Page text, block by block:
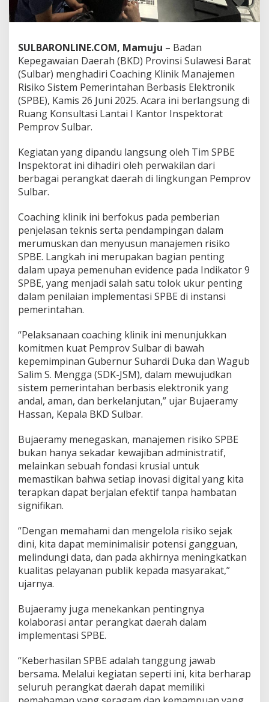
l
,
B
K
D
S
u
a
r
P
e
u
a
t
M
a
n
a
j
e
n
i
s
i
k
o
S
P
E
SULBARONLINE.COM, Mamuju – Badan
Kepegawaian Daerah (BKD) Provinsi Sulawesi Barat
(Sulbar) menghadiri Coaching Klinik Manajemen
Risiko Sistem Pemerintahan Berbasis Elektronik
(SPBE), Kamis 26 Juni 2025. Acara ini berlangsung di
Ruang Konsultasi Lantai I Kantor Inspektorat
Pemprov Sulbar.
Kegiatan yang dipandu langsung oleh Tim SPBE
Inspektorat ini dihadiri oleh perwakilan dari
berbagai perangkat daerah di lingkungan Pemprov
Sulbar.
Coaching klinik ini berfokus pada pemberian
penjelasan teknis serta pendampingan dalam
merumuskan dan menyusun manajemen risiko
SPBE. Langkah ini merupakan bagian penting
dalam upaya pemenuhan evidence pada Indikator 9
SPBE, yang menjadi salah satu tolok ukur penting
dalam penilaian implementasi SPBE di instansi
pemerintahan.
“Pelaksanaan coaching klinik ini menunjukkan
komitmen kuat Pemprov Sulbar di bawah
kepemimpinan Gubernur Suhardi Duka dan Wagub
Salim S. Mengga (SDK-JSM), dalam mewujudkan
sistem pemerintahan berbasis elektronik yang
andal, aman, dan berkelanjutan,” ujar Bujaeramy
Hassan, Kepala BKD Sulbar.
Bujaeramy menegaskan, manajemen risiko SPBE
bukan hanya sekadar kewajiban administratif,
melainkan sebuah fondasi krusial untuk
memastikan bahwa setiap inovasi digital yang kita
terapkan dapat berjalan efektif tanpa hambatan
signifikan.
“Dengan memahami dan mengelola risiko sejak
dini, kita dapat meminimalisir potensi gangguan,
melindungi data, dan pada akhirnya meningkatkan
kualitas pelayanan publik kepada masyarakat,”
ujarnya.
Bujaeramy juga menekankan pentingnya
kolaborasi antar perangkat daerah dalam
implementasi SPBE.
“Keberhasilan SPBE adalah tanggung jawab
bersama. Melalui kegiatan seperti ini, kita berharap
seluruh perangkat daerah dapat memiliki